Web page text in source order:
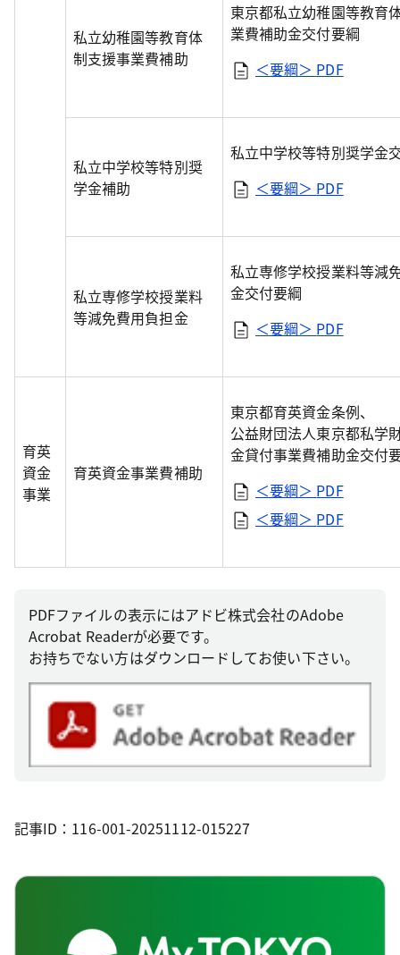
私立幼稚園等教育体
制支援事業費補助
東京都私立幼稚園等教育
業費補助金交付要綱
＜要綱＞ PDF
私立中学校等特別奨
学金補助
私立中学校等特別奨学金
＜要綱＞ PDF
私立専修学校授業料
等減免費用負担金
私立専修学校授業料等減
金交付要綱
＜要綱＞ PDF
育英
資金
事業
育英資金事業費補助
東京都育英資金条例、
公益財団法人東京都私学
金貸付事業費補助金交付
＜要綱＞ PDF
＜要綱＞ PDF
PDFファイルの表示にはアドビ株式会社のAdobe
Acrobat Readerが必要です。
お持ちでない方はダウンロードしてお使い下さい。
記事ID：116-001-20251112-015227